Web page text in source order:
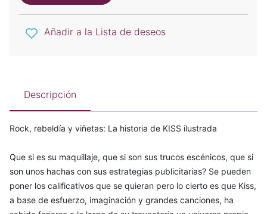
Añadir a la Lista de deseos
Descripción
Rock, rebeldía y viñetas: La historia de KISS ilustrada
Que si es su maquillaje, que si son sus trucos escénicos, que si
son unos hachas con sus estrategias publicitarias? Se pueden
poner los calificativos que se quieran pero lo cierto es que Kiss,
a base de esfuerzo, imaginación y grandes canciones, ha